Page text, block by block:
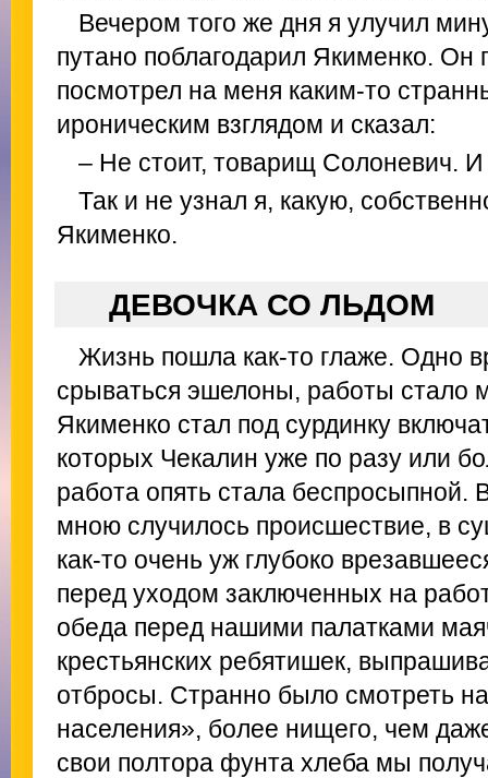
Вечером того же дня я улучил
путано поблагодарил Якименко. Он
посмотрел на меня каким-то
ироническим взглядом и сказал:
– Не стоит, товарищ Солоневич. И
Так и не узнал я, какую,
Якименко.
ДЕВОЧКА СО ЛЬДОМ
Жизнь пошла как-то глаже. Одно
срываться эшелоны, работы стало
Якименко стал под сурдинку
которых Чекалин уже по разу или
работа опять стала беспросыпной.
мною случилось происшествие, в
как-то очень уж глубоко
перед уходом заключенных на
обеда перед нашими палатками
крестьянских ребятишек,
отбросы. Странно было смотреть
населения», более нищего, чем
свои полтора фунта хлеба мы